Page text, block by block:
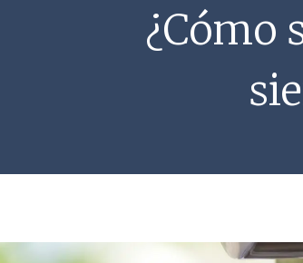
¿Cómo